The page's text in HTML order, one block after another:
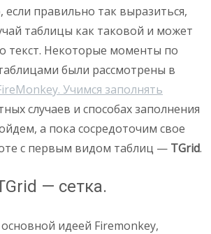
правильно так выразиться,
таблицы как таковой и может
текст. Некоторые моменты по
были рассмотрены в
Учимся заполнять
случаев и способах заполнения
а пока сосредоточим свое
с первым видом таблиц — TGrid.
— сетка.
идеей Firemonkey,